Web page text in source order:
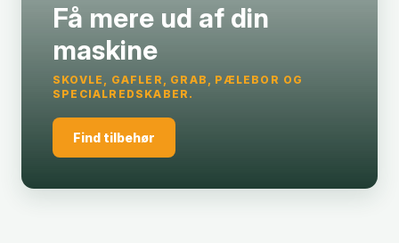
Få mere ud af din
maskine
SKOVLE, GAFLER, GRAB, PÆLEBOR OG
SPECIALREDSKABER.
Find tilbehør